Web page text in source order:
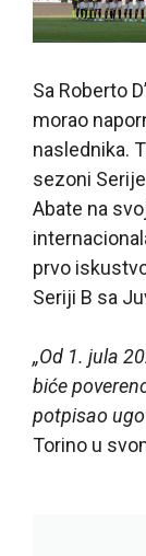
Sa Roberto
morao
naslednika.
sezoni
Abate na
prvo
Seriji B sa
„Od 1. jula
biće
potpisao
Torino u